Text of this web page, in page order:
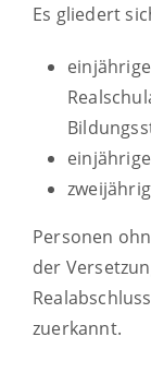
Es gliedert
Personen
der
zuerkannt.